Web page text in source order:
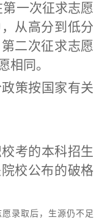
一次征求志愿
从高分到低分
二次征求志愿
相同。
策按国家有关
考的本科招生
校公布的破格
录取后，生源仍不足